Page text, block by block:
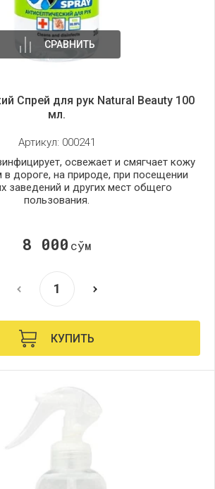
СРАВНИТЬ
Спрей для рук Natural Beauty 100
мл.
Артикул: 000241
освежает и смягчает кожу
в дороге, на природе, при посещении
заведений и других мест общего
пользования.
8 000 сўм
КУПИТЬ